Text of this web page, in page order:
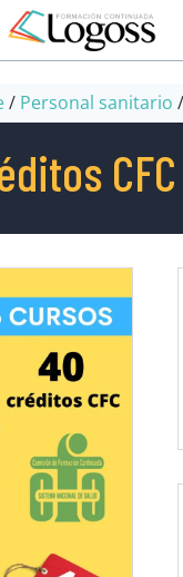
/ Personal sanitario /
CFC